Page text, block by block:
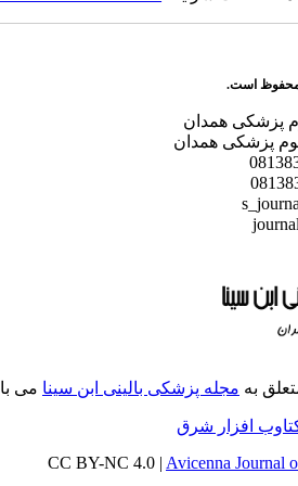
محفوظ است.
پزشکی همدان
پزشکی همدان
به مجله پزشکی بالینی ابن سینا می
افزار شرق
Avicenna Journal